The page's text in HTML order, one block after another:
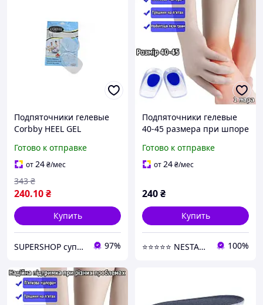
Подпяточники гелевые
Corbby HEEL GEL
Готово к отправке
от24₴/мес
240.10₴
343 ₴
Купить
SUPERSHOP супер цены, супер выбор, супер покупки! 97%
Подпяточники гелевые
40-45 размера при шпоре
вкладыши под пятку.
Корректоры для стопы
Готово к отправке
от24₴/мес
240₴
Купить
⭐⭐⭐⭐⭐ NESTANDART MAGAZ 100%